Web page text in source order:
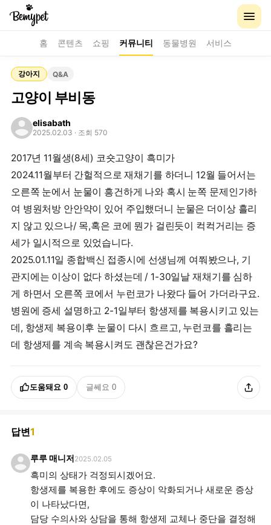
홈 콘텐츠 쇼핑 커뮤니티 동물병원 서비스
강아지 Q&A
고양이 부비동
elisabath
2025.02.03 · 조회 570
2017년 11월생(8세) 코숏고양이 흑미가
2024.11월부터 간헐적으로 재채기를 하더니 12월 들어서는
오른쪽 눈에서 눈물이 흥건하게 나와 혹시 눈쪽 문제인가하
여 병원처방 안안약이 있어 주입했더니 눈물은 더이상 흘리
지 않고 있으나/ 목,혹은 코에 뭔가 걸린듯이 컥컥거리는 증
세가 일시적으로 있었습니다.
2025.01.11일 종합백신 접종시에 선생님께 여쭤봤으나, 기
관지에는 이상이 없다 하셨는데 / 1-30일날 재채기를 심하
게 하면서 오른쪽 코에서 누런코가 나왔다 들어 가더라구요.
병원에 증세 설명하고 2-1일부터 항생제를 복용시키고 있는
데, 항생제 복용이후 눈물이 다시 흐르고, 누런코를 흘리는
데 항생제를 계속 복용시켜도 괜찮은건가요?
도움돼요 0 글쎄요 0
답변1
루루 매니저 2025.02.05
흑미의 상태가 걱정되시겠어요.
항생제를 복용한 후에도 증상이 악화되거나 새로운 증상
이 나타났다면,
담당 수의사와 상담을 통해 항생제 교체나 중단을 결정해